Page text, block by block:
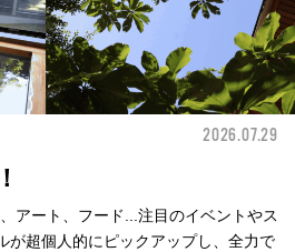
2026.07.29
アート、フード...注目のイベントやス
が超個人的にピックアップし、全力で